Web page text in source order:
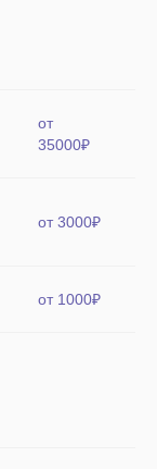
от
35000₽
от 3000₽
от 1000₽